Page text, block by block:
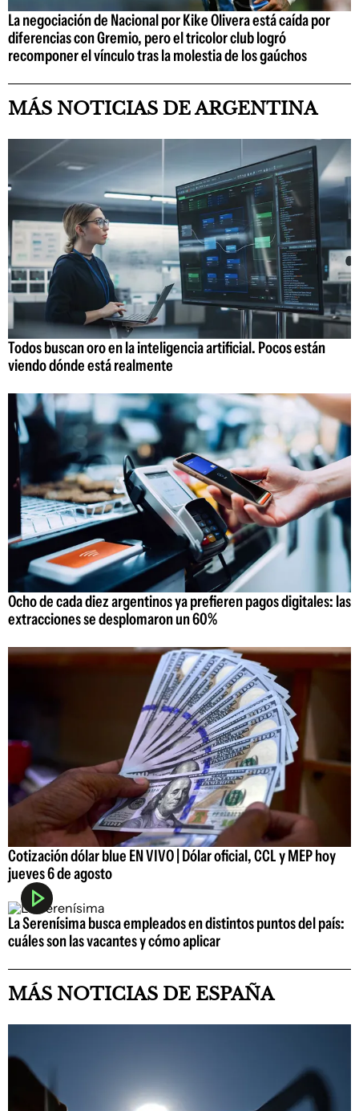
La negociación de Nacional por Kike Olivera está caída por
diferencias con Gremio, pero el tricolor club logró
recomponer el vínculo tras la molestia de los gaúchos
MÁS NOTICIAS DE ARGENTINA
Todos buscan oro en la inteligencia artificial. Pocos están
viendo dónde está realmente
Ocho de cada diez argentinos ya prefieren pagos digitales: las
extracciones se desplomaron un 60%
Cotización dólar blue EN VIVO | Dólar oficial, CCL y MEP hoy
jueves 6 de agosto
La Serenísima busca empleados en distintos puntos del país:
cuáles son las vacantes y cómo aplicar
MÁS NOTICIAS DE ESPAÑA